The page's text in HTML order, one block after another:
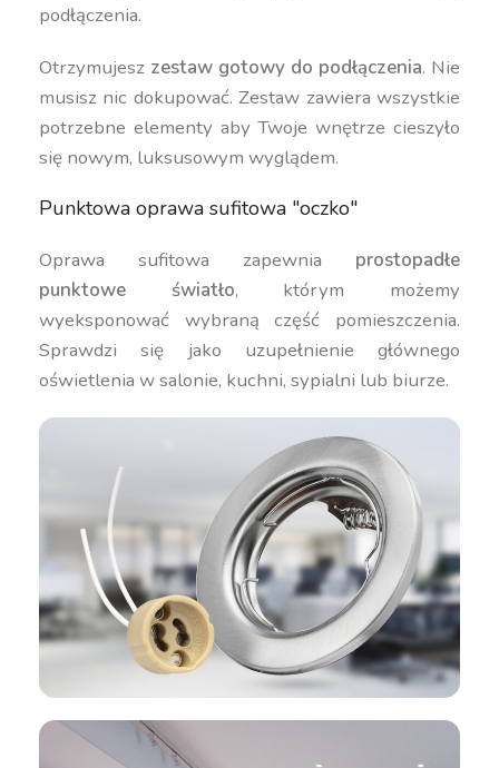
podłączenia.
Otrzymujesz zestaw gotowy do podłączenia. Nie
musisz nic dokupować. Zestaw zawiera wszystkie
potrzebne elementy aby Twoje wnętrze cieszyło
się nowym, luksusowym wyglądem.
Punktowa oprawa sufitowa "oczko"
Oprawa sufitowa zapewnia prostopadłe
punktowe światło, którym możemy
wyeksponować wybraną część pomieszczenia.
Sprawdzi się jako uzupełnienie głównego
oświetlenia w salonie, kuchni, sypialni lub biurze.